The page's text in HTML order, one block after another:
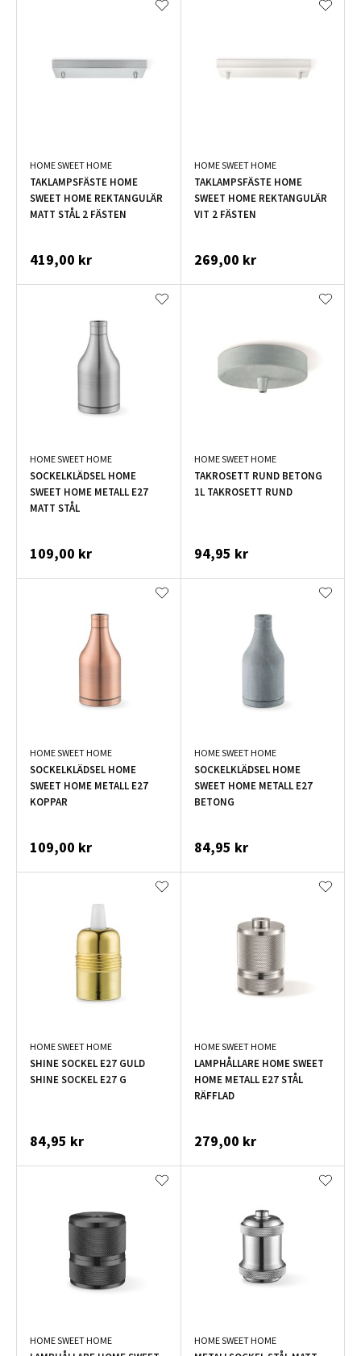
HOME SWEET HOME
TAKLAMPSFÄSTE HOME
SWEET HOME REKTANGULÄR
MATT STÅL 2 FÄSTEN
419,00 kr
HOME SWEET HOME
TAKLAMPSFÄSTE HOME
SWEET HOME REKTANGULÄR
VIT 2 FÄSTEN
269,00 kr
HOME SWEET HOME
SOCKELKLÄDSEL HOME
SWEET HOME METALL E27
MATT STÅL
109,00 kr
HOME SWEET HOME
TAKROSETT RUND BETONG
1L TAKROSETT RUND
94,95 kr
HOME SWEET HOME
SOCKELKLÄDSEL HOME
SWEET HOME METALL E27
KOPPAR
109,00 kr
HOME SWEET HOME
SOCKELKLÄDSEL HOME
SWEET HOME METALL E27
BETONG
84,95 kr
HOME SWEET HOME
SHINE SOCKEL E27 GULD
SHINE SOCKEL E27 G
84,95 kr
HOME SWEET HOME
LAMPHÅLLARE HOME SWEET
HOME METALL E27 STÅL
RÄFFLAD
279,00 kr
HOME SWEET HOME HOME SWEET HOME